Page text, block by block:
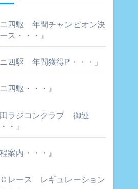
ニ四駆 年間チャンピオン決
ス・・・』
ニ四駆 年間獲得P・・・」
ニ四駆・・・』
田ラジコンクラブ 御連
・』
程案内・・・』
Ｃレース レギュレーション